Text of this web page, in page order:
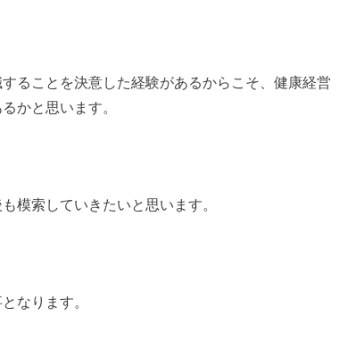
ることを決意した経験があるからこそ、健康経営
かと思います。
模索していきたいと思います。
なります。